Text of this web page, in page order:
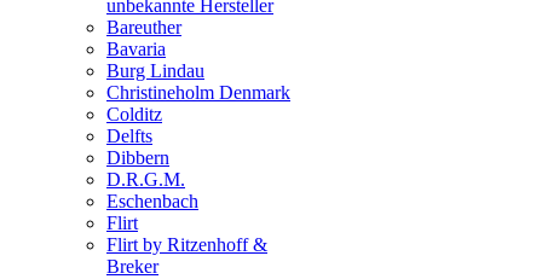
unbekannte Hersteller
Bareuther
Bavaria
Burg Lindau
Christineholm Denmark
Colditz
Delfts
Dibbern
D.R.G.M.
Eschenbach
Flirt
Flirt by Ritzenhoff &
Breker